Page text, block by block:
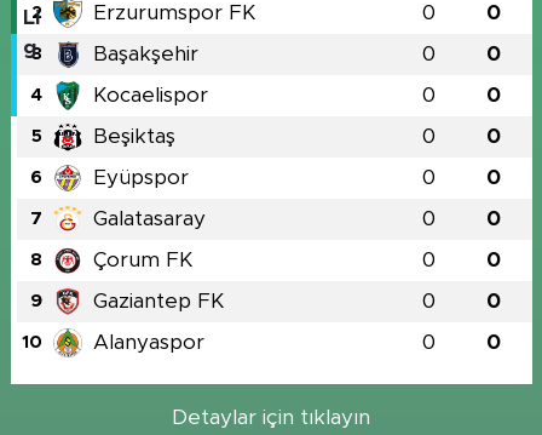
2 Erzurumspor FK 0 0
3 Başakşehir 0 0
4 Kocaelispor 0 0
5 Beşiktaş 0 0
6 Eyüpspor 0 0
7 Galatasaray 0 0
8 Çorum FK 0 0
9 Gaziantep FK 0 0
10 Alanyaspor 0 0
Detaylar için tıklayın